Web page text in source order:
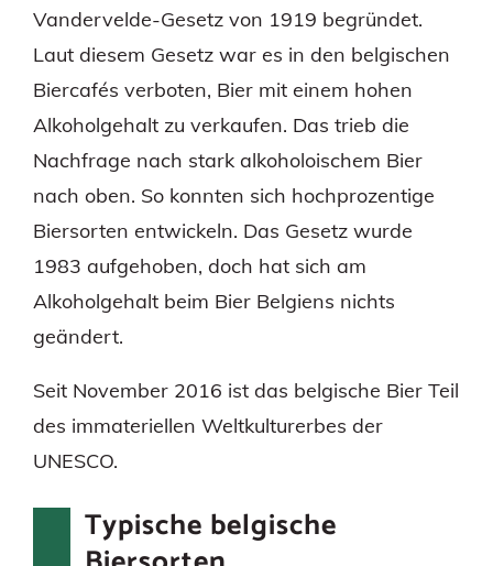
Vandervelde-Gesetz von 1919 begründet.
Laut diesem Gesetz war es in den belgischen
Biercafés verboten, Bier mit einem hohen
Alkoholgehalt zu verkaufen. Das trieb die
Nachfrage nach stark alkoholoischem Bier
nach oben. So konnten sich hochprozentige
Biersorten entwickeln. Das Gesetz wurde
1983 aufgehoben, doch hat sich am
Alkoholgehalt beim Bier Belgiens nichts
geändert.
Seit November 2016 ist das belgische Bier Teil
des immateriellen Weltkulturerbes der
UNESCO.
Typische belgische